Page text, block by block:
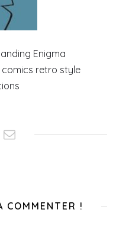
Enigma
retro style
COMMENTER !